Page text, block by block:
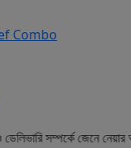
Combo
জেনে নেয়ার অনুরোধ